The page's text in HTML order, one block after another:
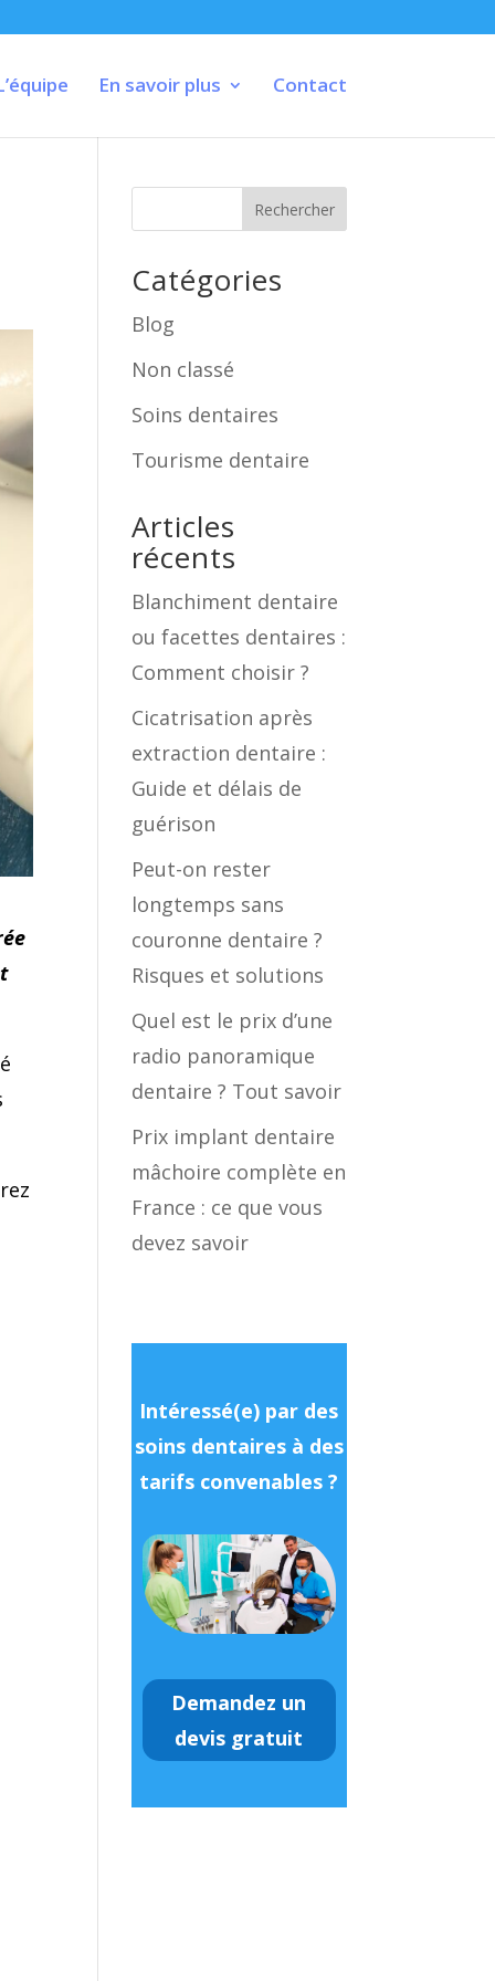
En savoir plus Contact
Rechercher
Catégories
Blog
Non classé
Soins dentaires
Tourisme dentaire
Articles
récents
Blanchiment dentaire
ou facettes dentaires :
Comment choisir ?
Cicatrisation après
extraction dentaire :
Guide et délais de
guérison
Peut-on rester
longtemps sans
couronne dentaire ?
Risques et solutions
Quel est le prix d’une
radio panoramique
dentaire ? Tout savoir
Prix implant dentaire
mâchoire complète en
France : ce que vous
devez savoir
Intéressé(e) par des
soins dentaires à des
tarifs convenables ?
Demandez un
devis gratuit